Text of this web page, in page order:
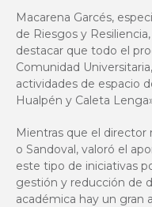
Macarena Garcés,
de Riesgos y
destacar que todo el
Comunidad
actividades de espacio
Hualpén y Caleta
Mientras que el director
o Sandoval, valoró el
este tipo de iniciativas
gestión y reducción de
académica hay un gran